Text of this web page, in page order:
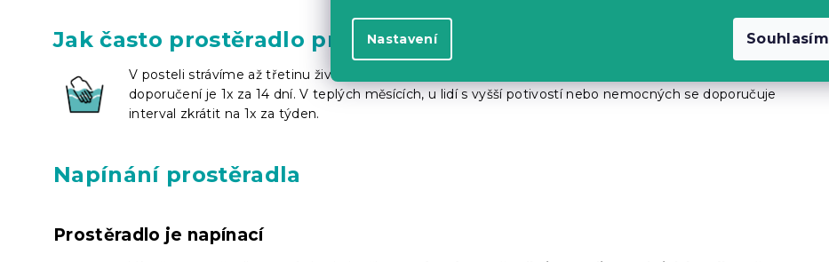
Nastavení Souhlasím
Jak často prostěradlo prát?
V posteli strávíme až třetinu života. Praní ložního prádla by tedy mělo být pravidelné. Obecné
doporučení je 1x za 14 dní. V teplých měsících, u lidí s vyšší potivostí nebo nemocných se doporučuje
interval zkrátit na 1x za týden.
Napínání prostěradla
Prostěradlo je napínací